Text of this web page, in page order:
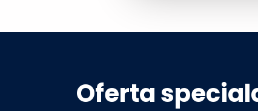
Oferta